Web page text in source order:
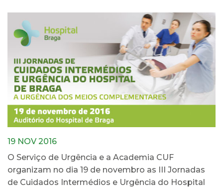
19 NOV 2016
O Serviço de Urgência e a Academia CUF
organizam no dia 19 de novembro as III Jornadas
de Cuidados Intermédios e Urgência do Hospital